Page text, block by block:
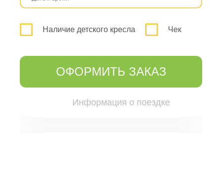
Наличие детского кресла Чек
ОФОРМИТЬ ЗАКАЗ
Информация о поездке